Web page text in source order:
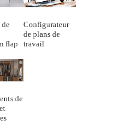
de
flap
Configurateur
de plans de
travail
de